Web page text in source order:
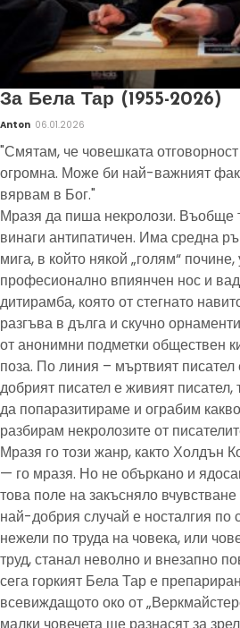
За Бела Тар (1955-2026)
Anton 06.01.2026
"Смятам, че човешката
огромна. Може би най-важният
вярвам в Бог."
Мразя да пиша некролози. Въобще
винаги антипатичен. Има средна
мига, в който някой „голям“ почине,
професионално впиянчен нос и
дитирамба, която от стегнато
разгъва в дълга и скучно
от анонимни подметки обществен
поза. По линия – мъртвият
добрият писател е живият писател,
да попаразитираме и ограбим
разбирам некролозите от
Мразя го този жанр, както Холдън
— го мразя. Но не объркано и
това поле на закъсняло
най-добрия случай е носталгия по
нежели по труда на човека, или
труд, станал неволно и внезапно
сега горкият Бела Тар е
всевиждащото око от
малки човечета ще разнасят за